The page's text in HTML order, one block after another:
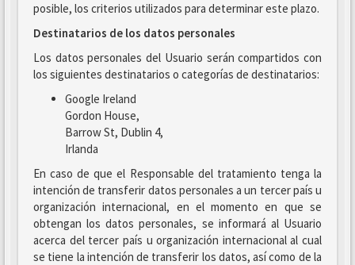
posible, los criterios utilizados para determinar este plazo.
Destinatarios de los datos personales
Los datos personales del Usuario serán compartidos con
los siguientes destinatarios o categorías de destinatarios:
Google Ireland
Gordon House,
Barrow St, Dublin 4,
Irlanda
En caso de que el Responsable del tratamiento tenga la
intención de transferir datos personales a un tercer país u
organización internacional, en el momento en que se
obtengan los datos personales, se informará al Usuario
acerca del tercer país u organización internacional al cual
se tiene la intención de transferir los datos, así como de la